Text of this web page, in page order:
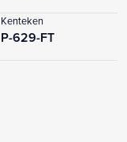
Kenteken
P-629-FT